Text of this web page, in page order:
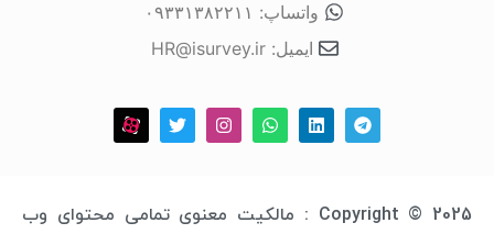
واتساپ: ۰۹۳۳۱۳۸۲۲۱۱
ایمیل: HR@isurvey.ir
Copyright © 2025 : مالکیت معنوی تمامی محتوای وب